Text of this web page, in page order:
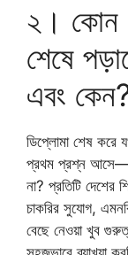
২। কোন
শেষে
এবং
ডিপ্লোমা শেষ করে
প্রথম প্রশ্ন
না? প্রতিটি দেশের
চাকরির সুযোগ,
বেছে নেওয়া খুব